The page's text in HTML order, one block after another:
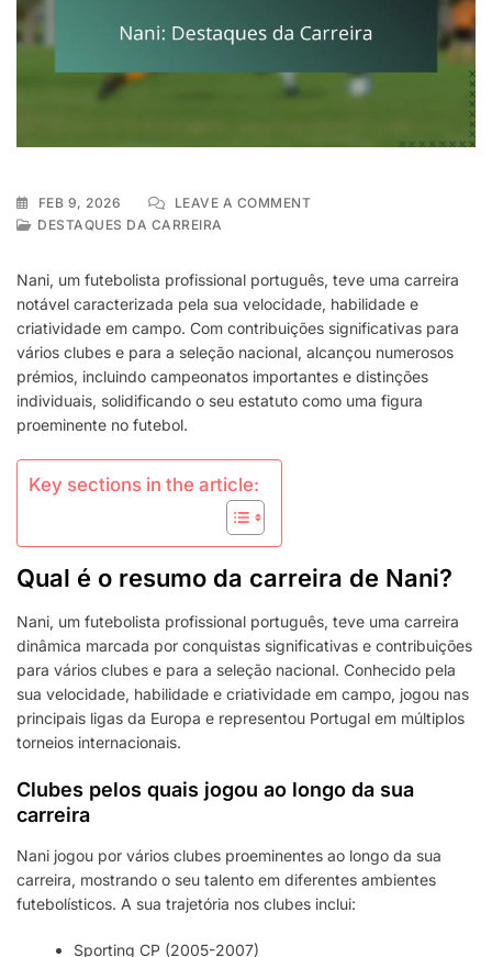
FEB 9, 2026 LEAVE A COMMENTON
CARREIRA
DESTAQUES DA CARREIRA
Nani, um futebolista profissional português, teve uma carreira
notável caracterizada pela sua velocidade, habilidade e
criatividade em campo. Com contribuições significativas para
vários clubes e para a seleção nacional, alcançou numerosos
prémios, incluindo campeonatos importantes e distinções
individuais, solidificando o seu estatuto como uma figura
proeminente no futebol.
Key sections in the article:
Qual é o resumo da carreira de Nani?
Nani, um futebolista profissional português, teve uma carreira
dinâmica marcada por conquistas significativas e contribuições
para vários clubes e para a seleção nacional. Conhecido pela
sua velocidade, habilidade e criatividade em campo, jogou nas
principais ligas da Europa e representou Portugal em múltiplos
torneios internacionais.
Clubes pelos quais jogou ao longo da sua
carreira
Nani jogou por vários clubes proeminentes ao longo da sua
carreira, mostrando o seu talento em diferentes ambientes
futebolísticos. A sua trajetória nos clubes inclui:
Sporting CP (2005-2007)